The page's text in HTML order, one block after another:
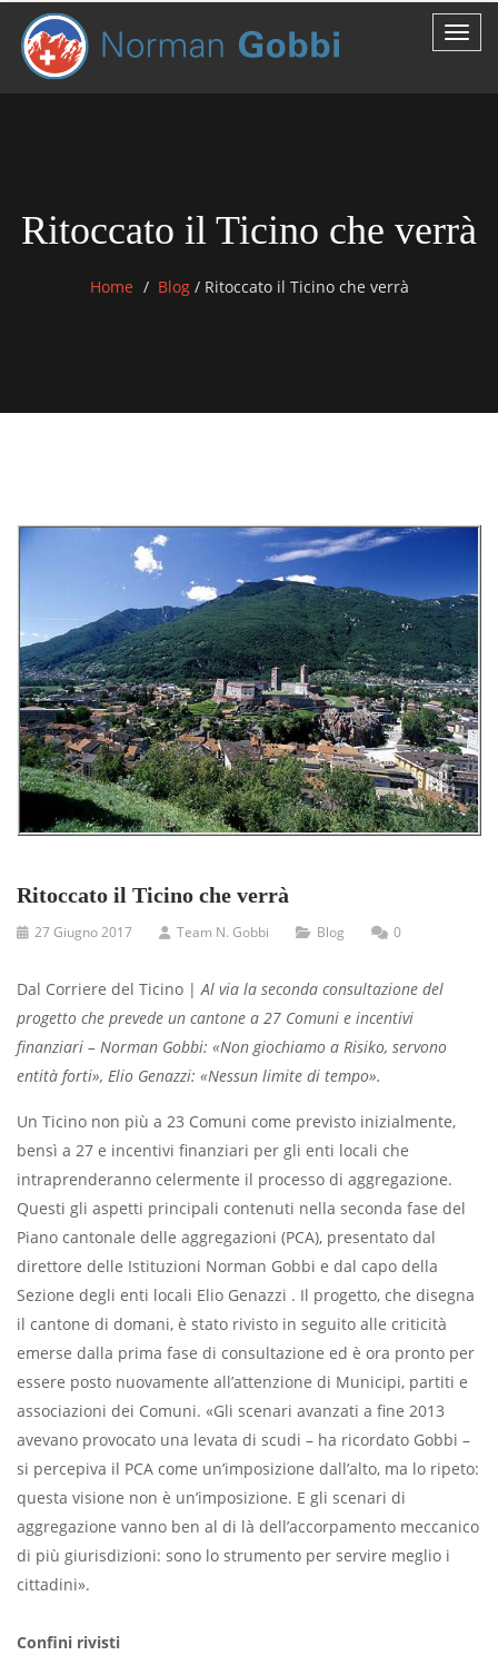
Ritoccato il Ticino che verrà
Home Blog /Ritoccato il Ticino che verrà
Ritoccato il Ticino che verrà
27 Giugno 2017 Team N. Gobbi Blog 0
Dal Corriere del Ticino | Al via la seconda consultazione del
progetto che prevede un cantone a 27 Comuni e incentivi
finanziari – Norman Gobbi: «Non giochiamo a Risiko, servono
entità forti», Elio Genazzi: «Nessun limite di tempo».
Un Ticino non più a 23 Comuni come previsto inizialmente,
bensì a 27 e incentivi finanziari per gli enti locali che
intraprenderanno celermente il processo di aggregazione.
Questi gli aspetti principali contenuti nella seconda fase del
Piano cantonale delle aggregazioni (PCA), presentato dal
direttore delle Istituzioni Norman Gobbi e dal capo della
Sezione degli enti locali Elio Genazzi . Il progetto, che disegna
il cantone di domani, è stato rivisto in seguito alle criticità
emerse dalla prima fase di consultazione ed è ora pronto per
essere posto nuovamente all’attenzione di Municipi, partiti e
associazioni dei Comuni. «Gli scenari avanzati a fine 2013
avevano provocato una levata di scudi – ha ricordato Gobbi –
si percepiva il PCA come un’imposizione dall’alto, ma lo ripeto:
questa visione non è un’imposizione. E gli scenari di
aggregazione vanno ben al di là dell’accorpamento meccanico
di più giurisdizioni: sono lo strumento per servire meglio i
cittadini».
Confini rivisti